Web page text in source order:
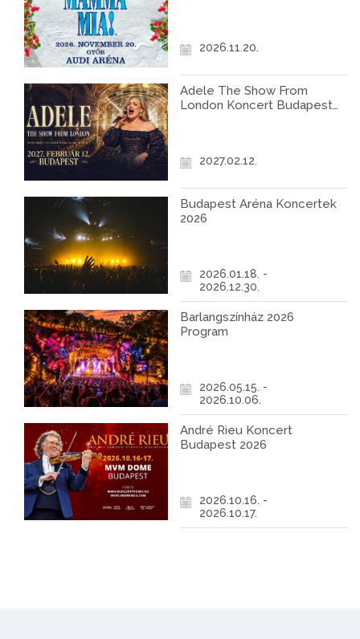
2026.11.20.
Adele The Show From
London Koncert Budapest
2027.02.12.
Budapest Aréna Koncertek
2026
2026.01.18. -
2026.12.30.
Barlangszínház 2026
Program
2026.05.15. -
2026.10.06.
André Rieu Koncert
Budapest 2026
2026.10.16. -
2026.10.17.